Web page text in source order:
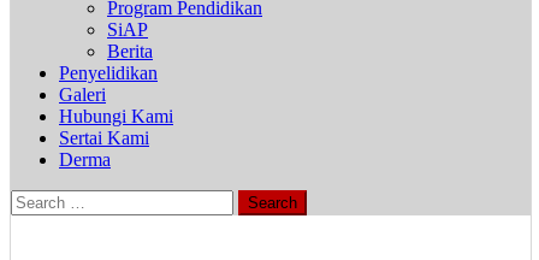
Program Pendidikan
SiAP
Berita
Penyelidikan
Galeri
Hubungi Kami
Sertai Kami
Derma
Search
for: